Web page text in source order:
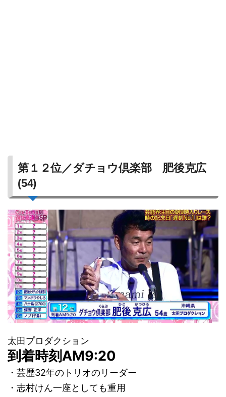
第１２位／ダチョウ倶楽部 肥後克広
(54)
太田プロダクション
到着時刻AM9:20
・芸歴32年のトリオのリーダー
・志村けん一座としても重用